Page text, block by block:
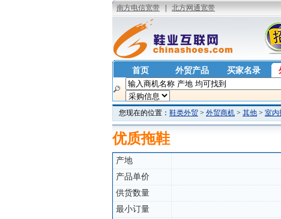
首页 外贸产品 买家名录
您现在的位置： 鞋类外贸 > 外贸商机 > 其他 > 室内
优质拖鞋
产地
产品单价
供货数量
最小订量